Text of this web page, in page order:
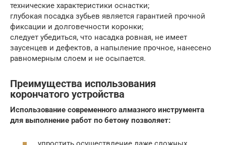
технические характеристики оснастки;
глубокая посадка зубьев является гарантией прочной
фиксации и долговечности коронки;
следует убедиться, что насадка ровная, не имеет
заусенцев и дефектов, а напыление прочное, нанесено
равномерным слоем и не осыпается.
Преимущества использования
корончатого устройства
Использование современного алмазного инструмента
для выполнение работ по бетону позволяет: